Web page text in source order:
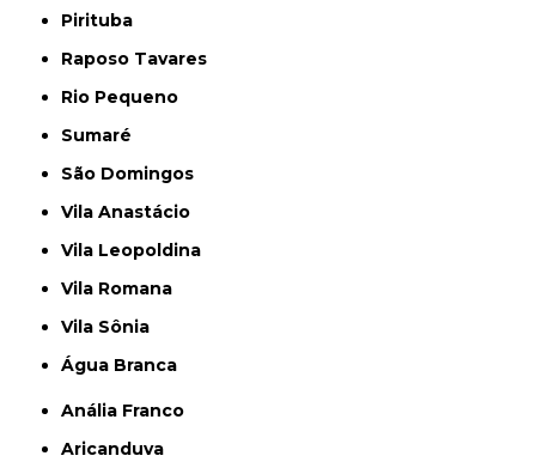
Pirituba
Raposo Tavares
Rio Pequeno
Sumaré
São Domingos
Vila Anastácio
Vila Leopoldina
Vila Romana
Vila Sônia
Água Branca
Anália Franco
Aricanduva